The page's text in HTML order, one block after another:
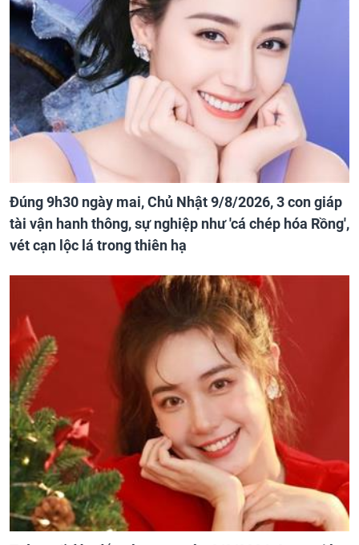
Đúng 9h30 ngày mai, Chủ Nhật 9/8/2026, 3 con giáp
tài vận hanh thông, sự nghiệp như 'cá chép hóa Rồng',
vét cạn lộc lá trong thiên hạ